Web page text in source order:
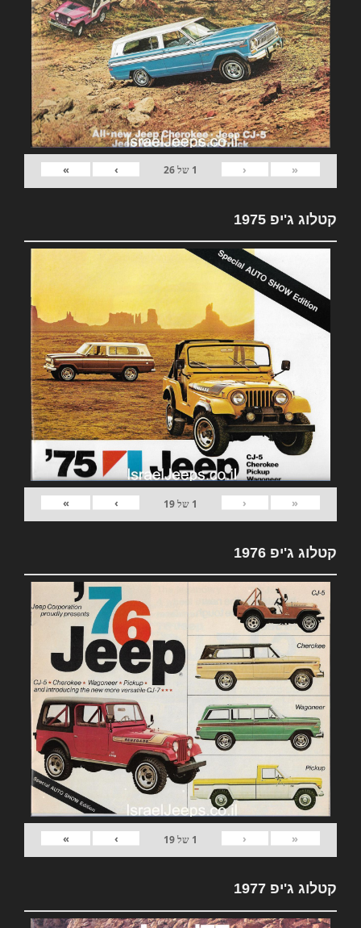
«
‹
1 של26
›
»
קטלוג ג'יפ 1975
«
‹
1 של19
›
»
קטלוג ג'יפ 1976
«
‹
1 של19
›
»
קטלוג ג'יפ 1977